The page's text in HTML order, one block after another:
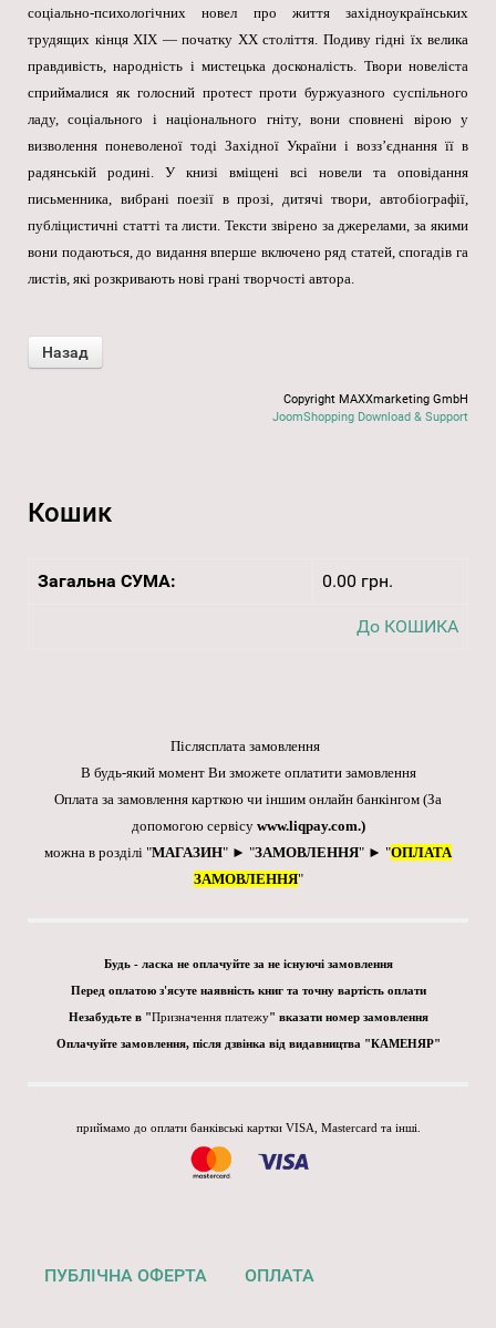
соціально-психологічних новел про життя західноукраїнських
трудящих кінця XIX — початку XX століття. Подиву гідні їх велика
правдивість, народність і мистецька досконалість. Твори новеліста
сприймалися як голосний протест проти буржуазного суспільного
ладу, соціального і національного гніту, вони сповнені вірою у
визволення поневоленої тоді Західної України і возз’єднання її в
радянській родині. У книзі вміщені всі новели та оповідання
письменника, вибрані поезії в прозі, дитячі твори, автобіографії,
публіцистичні статті та листи. Тексти звірено за джерелами, за якими
вони подаються, до видання вперше включено ряд статей, спогадів га
листів, які розкривають нові грані творчості автора.
Copyright MAXXmarketing GmbH
JoomShopping Download & Support
Кошик
Загальна СУМА: 0.00 грн.
До КОШИКА
Післясплата замовлення
В будь-який момент Ви зможете оплатити замовлення
Оплата за замовлення карткою чи іншим онлайн банкінгом (За
допомогою сервісу www.liqpay.com.)
можна в розділі "МАГАЗИН" ► "ЗАМОВЛЕННЯ" ► "ОПЛАТА
ЗАМОВЛЕННЯ"
Будь - ласка не оплачуйте за не існуючі замовлення
Перед оплатою з'ясуте наявність книг та точну вартість оплати
Незабудьте в "Призначення платежу" вказати номер замовлення
Оплачуйте замовлення, після дзвінка від видавництва "КАМЕНЯР"
приймамо до оплати банківські картки VISA, Mastercard та інші.
ПУБЛІЧНА ОФЕРТА ОПЛАТА